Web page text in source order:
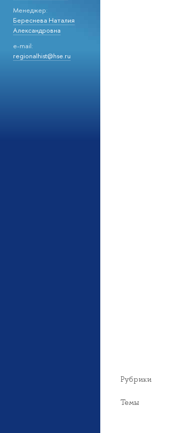
Менеджер:
Береснева Наталия
Александровна
e-mail:
regionalhist@hse.ru
Рубрики
Темы